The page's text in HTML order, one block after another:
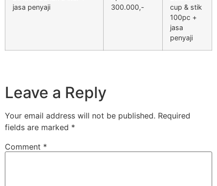
jasa penyaji
300.000,-
cup & stik
100pc +
jasa
penyaji
Leave a Reply
Your email address will not be published. Required
fields are marked *
Comment *